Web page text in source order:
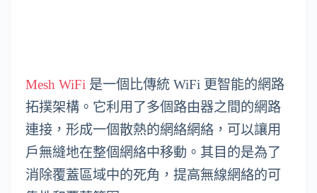
Mesh WiFi 是一個比傳統 WiFi 更智能的網路
拓撲架構。它利用了多個路由器之間的網路
連接，形成一個散熱的網絡網絡，可以讓用
戶無縫地在整個網絡中移動。其目的是為了
消除覆蓋區域中的死角，提高無線網絡的可